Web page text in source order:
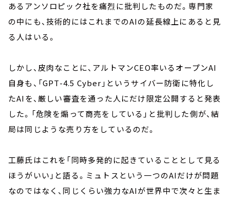
あるアンソロピック社を痛烈に批判したものだ。専門家
の中にも、技術的にはこれまでのAIの延長線上にあると見
る人はいる。
しかし、皮肉なことに、アルトマンCEO率いるオープンAI
自身も、「GPT-4.5 Cyber」というサイバー防衛に特化し
たAIを、厳しい審査を通った人にだけ限定公開すると発表
した。「危険を煽って商売をしている」と批判した側が、結
局は同じような売り方をしているのだ。
工藤氏はこれを「同時多発的に起きていることとして見る
ほうがいい」と語る。ミュトスという一つのAIだけが問題
なのではなく、同じくらい強力なAIが世界中で次々と生ま